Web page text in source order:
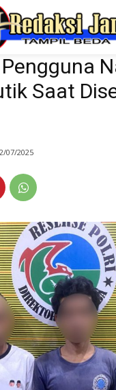
Saat
07/2025